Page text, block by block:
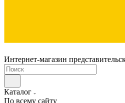
Интернет-магазин
Каталог
По всему сайту